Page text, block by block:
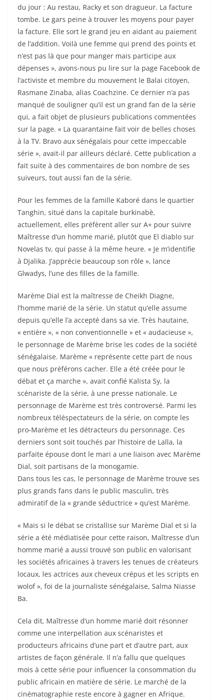
du jour : Au restau, Racky et son dragueur. La facture
tombe. Le gars peine à trouver les moyens pour payer
la facture. Elle sort le grand jeu en aidant au paiement
de l’addition. Voilà une femme qui prend des points et
n’est pas là que pour manger mais participe aux
dépenses », avons-nous pu lire sur la page Facebook de
l’activiste et membre du mouvement le Balai citoyen,
Rasmane Zinaba, alias Coachzine. Ce dernier n’a pas
manqué de souligner qu’il est un grand fan de la série
qui, a fait objet de plusieurs publications commentées
sur la page. « La quarantaine fait voir de belles choses
à la TV. Bravo aux sénégalais pour cette impeccable
série », avait-il par ailleurs déclaré. Cette publication a
fait suite à des commentaires de bon nombre de ses
suiveurs, tout aussi fan de la série.
Pour les femmes de la famille Kaboré dans le quartier
Tanghin, situé dans la capitale burkinabè,
actuellement, elles préfèrent aller sur A+ pour suivre
Maîtresse d’un homme marié, plutôt que El diablo sur
Novelas tv, qui passe à la même heure. « Je m’identifie
à Djalika. J’apprécie beaucoup son rôle », lance
Glwadys, l’une des filles de la famille.
Marème Dial est la maîtresse de Cheikh Diagne,
l’homme marié de la série. Un statut qu’elle assume
depuis qu’elle l’a accepté dans sa vie. Très hautaine,
« entière », « non conventionnelle » et « audacieuse »,
le personnage de Marème brise les codes de la société
sénégalaise. Marème « représente cette part de nous
que nous préférons cacher. Elle a été créée pour le
débat et ça marche », avait confié Kalista Sy, la
scénariste de la série, à une presse nationale. Le
personnage de Marème est très controversé. Parmi les
nombreux téléspectateurs de la série, on compte les
pro-Marème et les détracteurs du personnage. Ces
derniers sont soit touchés par l’histoire de Lalla, la
parfaite épouse dont le mari a une liaison avec Marème
Dial, soit partisans de la monogamie.
Dans tous les cas, le personnage de Marème trouve ses
plus grands fans dans le public masculin, très
admiratif de la « grande séductrice » qu’est Marème.
« Mais si le débat se cristallise sur Marème Dial et si la
série a été médiatisée pour cette raison, Maîtresse d’un
homme marié a aussi trouvé son public en valorisant
les sociétés africaines à travers les tenues de créateurs
locaux, les actrices aux cheveux crépus et les scripts en
wolof », foi de la journaliste sénégalaise, Salma Niasse
Ba.
Cela dit, Maîtresse d’un homme marié doit résonner
comme une interpellation aux scénaristes et
producteurs africains d’une part et d’autre part, aux
artistes de façon générale. Il n’a fallu que quelques
mois à cette série pour influencer la consommation du
public africain en matière de série. Le marché de la
cinématographie reste encore à gagner en Afrique.